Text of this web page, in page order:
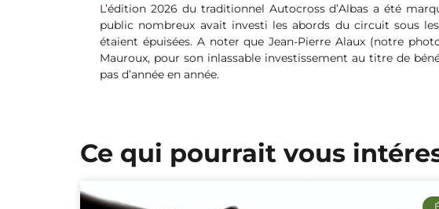
L’édition 2026 du traditionnel Autocross d’Albas a été
public nombreux avait investi les abords du circuit sous
étaient épuisées. A noter que Jean-Pierre Alaux (notre
Mauroux, pour son inlassable investissement au titre de
pas d’année en année.
Ce qui pourrait vous